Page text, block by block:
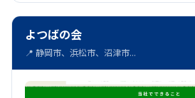
よつばの会
📍 静岡市、浜松市、沼津市...